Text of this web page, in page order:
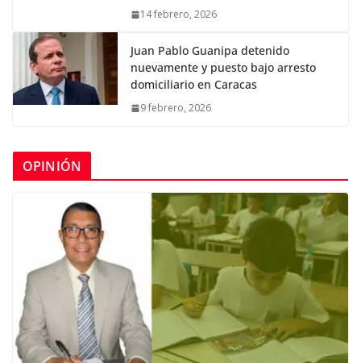
14 febrero, 2026
Juan Pablo Guanipa detenido
nuevamente y puesto bajo arresto
domiciliario en Caracas
9 febrero, 2026
OPINIÓN